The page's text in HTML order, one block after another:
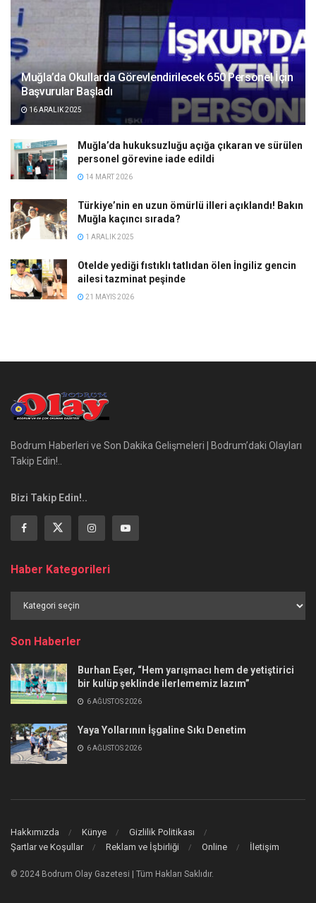
Muğla’da Okullarda Görevlendirilecek 650 Personel İçin
Başvurular Başladı
16 ARALIK 2025
Muğla’da hukuksuzluğu açığa çıkaran ve sürülen
personel görevine iade edildi
14 MART 2026
Türkiye’nin en uzun ömürlü illeri açıklandı! Bakın
Muğla kaçıncı sırada?
1 ARALIK 2025
Otelde yediği fıstıklı tatlıdan ölen İngiliz gencin
ailesi tazminat peşinde
21 MAYIS 2026
Bodrum Haberleri ve Son Dakika Gelişmeleri | Bodrum’daki Olayları
Takip Edin!..
Bizi Takip Edin!..
Haber Kategorileri
Kategorileri
Son Haberler
Burhan Eşer, “Hem yarışmacı hem de yetiştirici
bir kulüp şeklinde ilerlememiz lazım”
6 AĞUSTOS 2026
Yaya Yollarının İşgaline Sıkı Denetim
6 AĞUSTOS 2026
Hakkımızda Künye
Gizlilik Politikası
Şartlar ve Koşullar
Reklam ve İşbirliği Online İletişim
© 2024 Bodrum Olay Gazetesi | Tüm Hakları Saklıdır.